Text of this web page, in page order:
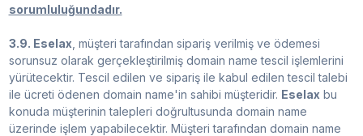
sorumluluğundadır.
3.9. Eselax , müşteri tarafından sipariş verilmiş ve ödemesi
sorunsuz olarak gerçekleştirilmiş domain name tescil işlemlerini
yürütecektir. Tescil edilen ve sipariş ile kabul edilen tescil talebi
ile ücreti ödenen domain name'in sahibi müşteridir. Eselax bu
konuda müşterinin talepleri doğrultusunda domain name
üzerinde işlem yapabilecektir. Müşteri tarafından domain name